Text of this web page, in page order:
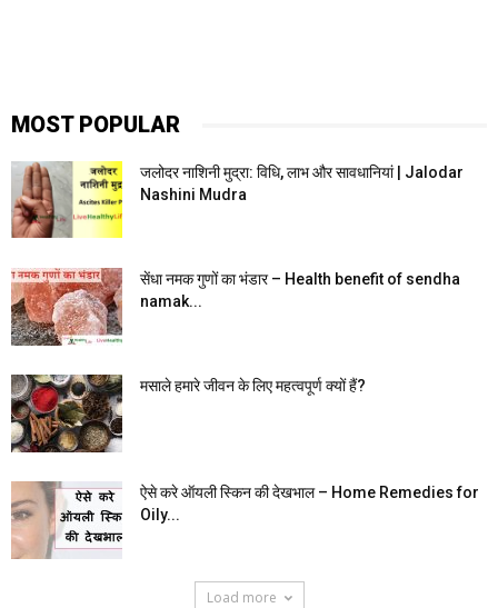
MOST POPULAR
जलोदर नाशिनी मुद्रा: विधि, लाभ और सावधानियां | Jalodar
Nashini Mudra
सेंधा नमक गुणों का भंडार – Health benefit of sendha
namak...
मसाले हमारे जीवन के लिए महत्वपूर्ण क्यों हैं?
ऐसे करे ऑयली स्किन की देखभाल – Home Remedies for
Oily...
Load more